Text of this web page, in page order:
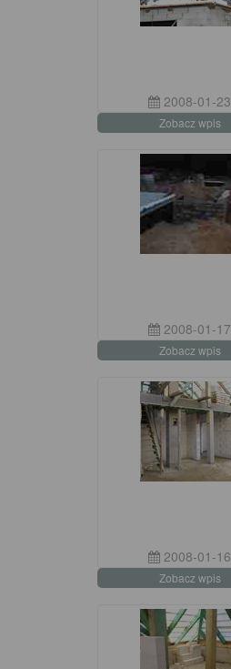
2008-01-23
Zobacz wpis
2008-01-17
Zobacz wpis
2008-01-16
Zobacz wpis